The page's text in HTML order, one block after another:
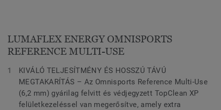
LUMAFLEX ENERGY OMNISPORTS
REFERENCE MULTI-USE
KIVÁLÓ TELJESÍTMÉNY ÉS HOSSZÚ TÁVÚ
MEGTAKARÍTÁS – Az Omnisports Reference Multi-Use
(6,2 mm) gyárilag felvitt és védjegyzett TopClean XP
felületkezeléssel van megerősítve, amely extra